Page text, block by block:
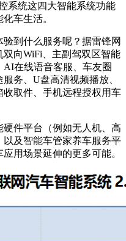
系统这四大智能系统功能
车生活。
到什么服务呢？据雷锋网
向WiFi、主副驾双区智能
在线语音客服、车友圈
务、U盘高清视频播放、
取件、手机远程授权用车
件平台（例如无人机、高
及智能车管家养车服务平
用场景延伸的更多可能。